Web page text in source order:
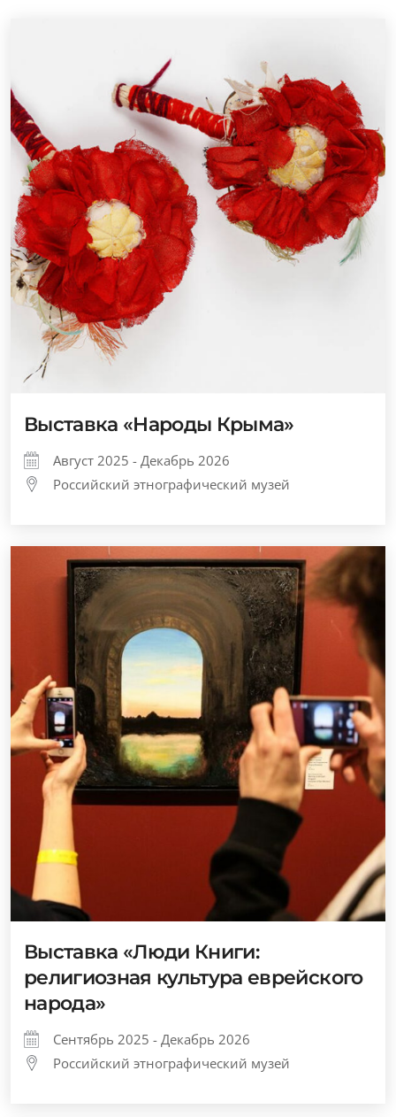
Выставка «Народы Крыма»
Август 2025 - Декабрь 2026
Российский этнографический музей
Выставка «Люди Книги:
религиозная культура еврейского
народа»
Сентябрь 2025 - Декабрь 2026
Российский этнографический музей